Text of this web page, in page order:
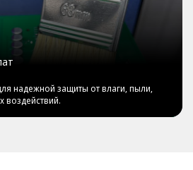
надежной защиты от влаги, пыли,
воздействий.